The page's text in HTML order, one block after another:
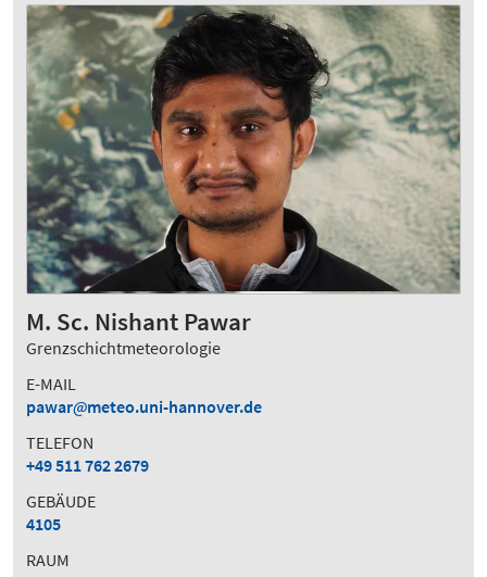
M. Sc. Nishant Pawar
Grenzschichtmeteorologie
E-MAIL
pawar
meteo.uni-hannover.de
TELEFON
+49 511 762 2679
GEBÄUDE
4105
RAUM